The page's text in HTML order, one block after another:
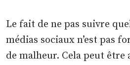
Le fait de ne pas suivre
médias sociaux n’est pas
de malheur. Cela peut être